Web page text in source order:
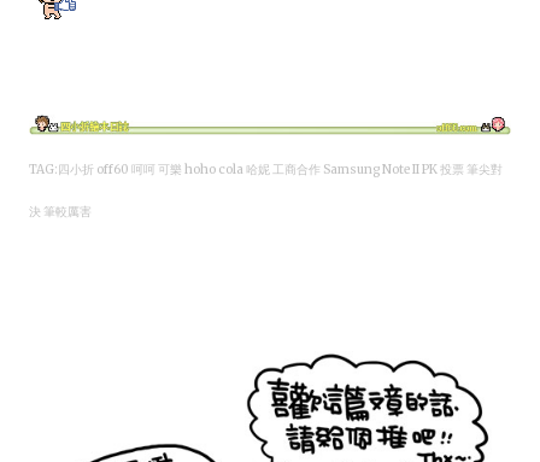
TAG:四小折 off60 呵呵 可樂 hoho cola 哈妮工商合作 Samsung Note II PK 投票 筆尖對
決 筆較厲害